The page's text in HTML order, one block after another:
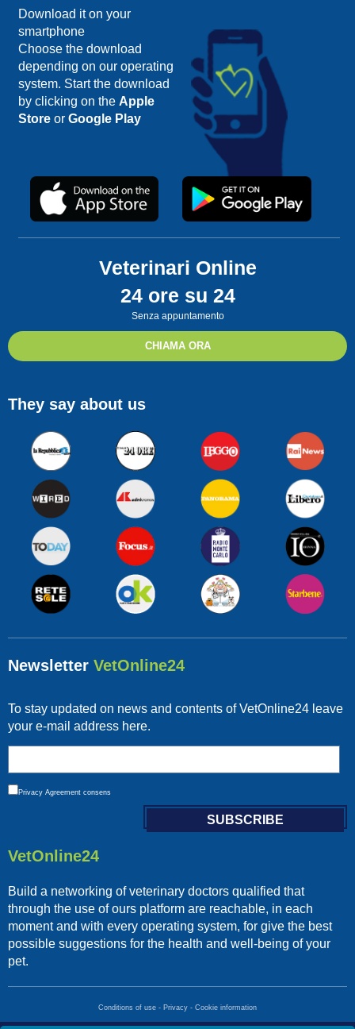
Download it on your
smartphone
Choose the download
depending on our operating
system. Start the download
by clicking on the Apple
Storeor Google Play
Veterinari Online
24 ore su 24
Senza appuntamento
CHIAMA ORA
They say about us
Newsletter VetOnline24
To stay updated on news and contents of VetOnline24 leave
your e-mail address here.
Privacy Agreement consens
VetOnline24
Build a networking of veterinary doctors qualified that
through the use of ours platform are reachable, in each
moment and with every operating system, for give the best
possible suggestions for the health and well-being of your
pet.
Conditions of use - Privacy - Cookie information